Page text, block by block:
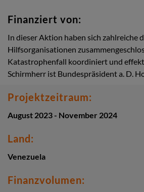
Finanziert von:
In dieser Aktion haben sich zahlreiche
Hilfsorganisationen
Katastrophenfall koordiniert und
Schirmherr ist Bundespräsident a. D.
Projektzeitraum:
August 2023 - November 2024
Land:
Venezuela
Finanzvolumen: